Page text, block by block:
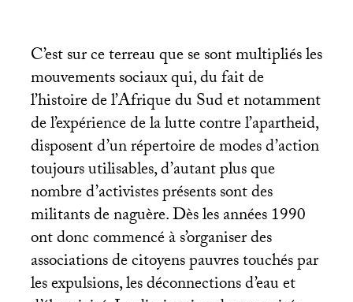
C’est sur ce terreau que se sont multipliés les
mouvements sociaux qui, du fait de
l’histoire de l’Afrique du Sud et notamment
de l’expérience de la lutte contre l’apartheid,
disposent d’un répertoire de modes d’action
toujours utilisables, d’autant plus que
nombre d’activistes présents sont des
militants de naguère. Dès les années 1990
ont donc commencé à s’organiser des
associations de citoyens pauvres touchés par
les expulsions, les déconnections d’eau et